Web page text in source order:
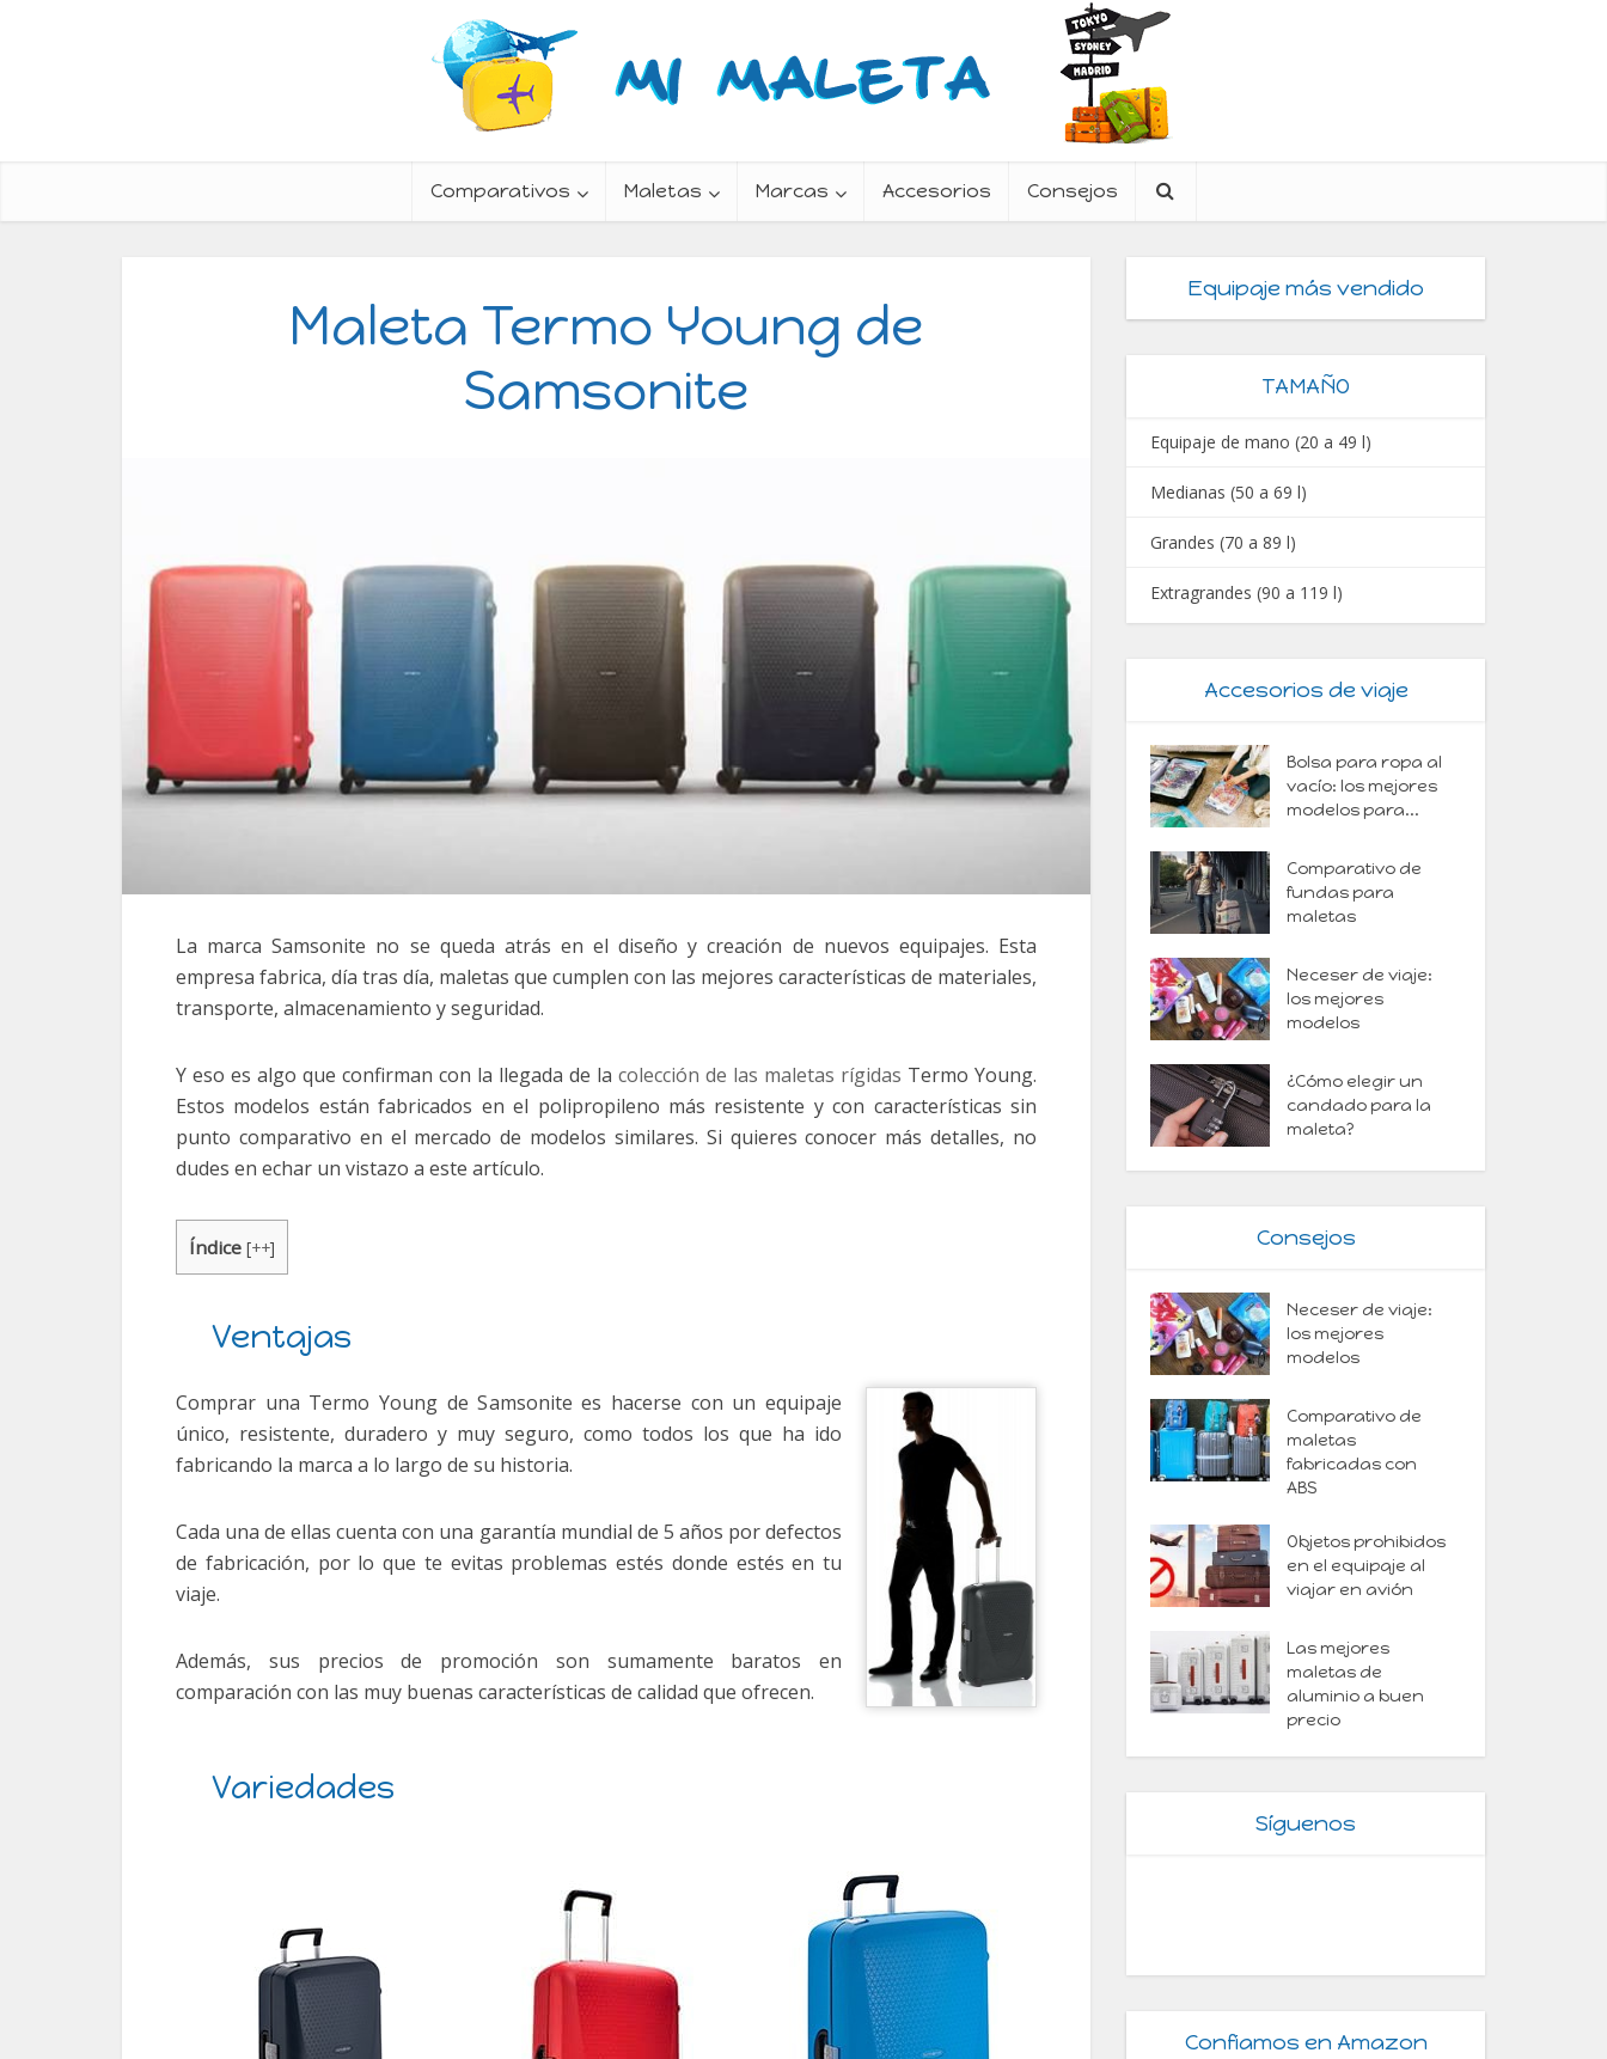
Comparativos Maletas Marcas Accesorios Consejos
Maleta Termo Young de
Samsonite
La marca Samsonite no se queda atrás en el diseño y creación de nuevos equipajes. Esta
empresa fabrica, día tras día, maletas que cumplen con las mejores características de materiales,
transporte, almacenamiento y seguridad.
Y eso es algo que confirman con la llegada de la colección de las maletas rígidas Termo Young.
Estos modelos están fabricados en el polipropileno más resistente y con características sin
punto comparativo en el mercado de modelos similares. Si quieres conocer más detalles, no
dudes en echar un vistazo a este artículo.
Índice [++]
Ventajas
Comprar una Termo Young de Samsonite es hacerse con un equipaje
único, resistente, duradero y muy seguro, como todos los que ha ido
fabricando la marca a lo largo de su historia.
Cada una de ellas cuenta con una garantía mundial de 5 años por defectos
de fabricación, por lo que te evitas problemas estés donde estés en tu
viaje.
Además, sus precios de promoción son sumamente baratos en
comparación con las muy buenas características de calidad que ofrecen.
Variedades
Equipaje más vendido
TAMAÑO
Equipaje de mano (20 a 49 l)
Medianas (50 a 69 l)
Grandes (70 a 89 l)
Extragrandes (90 a 119 l)
Accesorios de viaje
Bolsa para ropa al
vacío: los mejores
modelos para...
Comparativo de
fundas para
maletas
Neceser de viaje:
los mejores
modelos
¿Cómo elegir un
candado para la
maleta?
Consejos
Neceser de viaje:
los mejores
modelos
Comparativo de
maletas
fabricadas con
ABS
Objetos prohibidos
en el equipaje al
viajar en avión
Las mejores
maletas de
aluminio a buen
precio
Síguenos
Confiamos en Amazon